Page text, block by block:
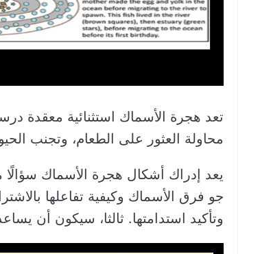
تعد هجرة الأسماك استثنائية معقدة
محاولة العثور على الطعام، وتجنب
يعد إدراك أشكال هجرة الأسماك
جو فرق الأسماك وكيفية تفاعلها
وتأكيد استدامتها. ثالثا، سيكون أن